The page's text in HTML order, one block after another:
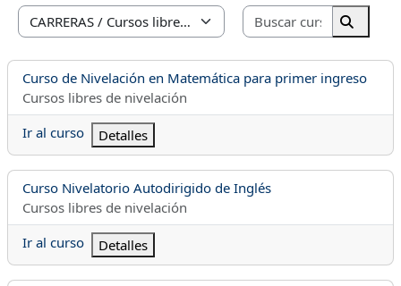
Categorías
Buscar
Buscar
Nombre del curso
Curso de Nivelación en Matemática para primer ingreso
Categoría del curso
Cursos libres de nivelación
Ir al curso
Detalles
Nombre del curso
Curso Nivelatorio Autodirigido de Inglés
Categoría del curso
Cursos libres de nivelación
Ir al curso
Detalles